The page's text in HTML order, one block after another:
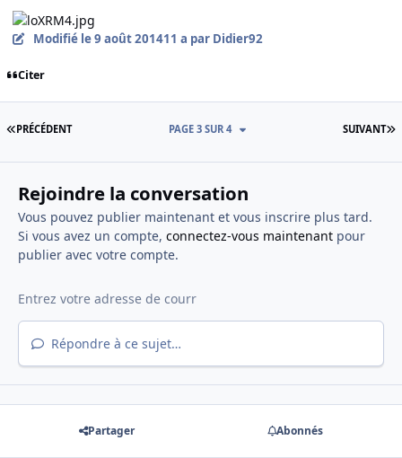
Modifié le 9 août 201411 a par Didier92
Citer
PREMIÈRE PAGE
PRÉCÉDENT SUIVANT
PAGE 3 SUR 4
Rejoindre la conversation
Vous pouvez publier maintenant et vous inscrire plus tard.
Si vous avez un compte, connectez-vous maintenantpour
publier avec votre compte.
Répondre à ce sujet…
Partager Abonnés